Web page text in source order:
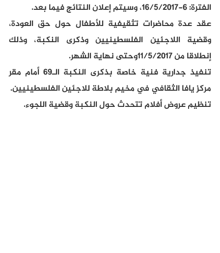
الفترة: 6-16/5/2017، وسيتم إعلان النتائج فيما بعد.
عقد عدة محاضرات تثقيفية للأطفال حول حق العودة،
وقضية اللاجئين الفلسطينيين وذكرى النكبة، وذلك
إنطلاقا من 11/5/2017وحتى نهاية الشهر.
تنفيذ جدارية فنية خاصة بذكرى النكبة الـ69 أمام مقر
مركز يافا الثقافي في مخيم بلاطة للاجئين الفلسطينيين.
تنظيم عروض أفلام تتحدث حول النكبة وقضية اللجوء.